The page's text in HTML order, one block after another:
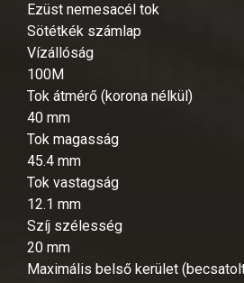
Ezüst nemesacél tok
Sötétkék számlap
Vízállóság
100M
Tok átmérő (korona nélkül)
40 mm
Tok magasság
45.4 mm
Tok vastagság
12.1 mm
Szíj szélesség
20 mm
Maximális belső kerület